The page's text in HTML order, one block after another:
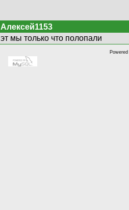
Алексей1153
эт мы только что полопали